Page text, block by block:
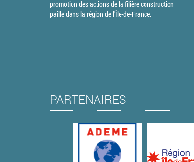
promotion des actions de la filière construction
paille dans la région de l'Île-de-France.
PARTENAIRES